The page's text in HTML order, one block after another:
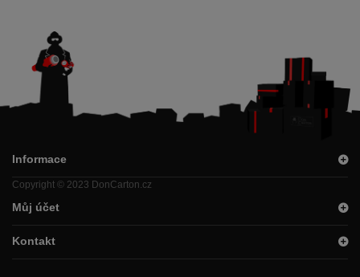
Informace
Copyright © 2023 DonCarton.cz
Můj účet
Kontakt